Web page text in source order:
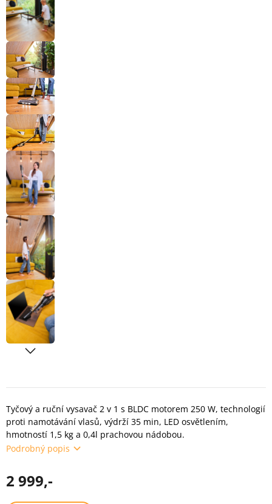
Tyčový a ruční vysavač 2 v 1 s BLDC motorem 250 W, technologií
proti namotávání vlasů, výdrží 35 min, LED osvětlením,
hmotností 1,5 kg a 0,4l prachovou nádobou.
Podrobný popis
2 999,-